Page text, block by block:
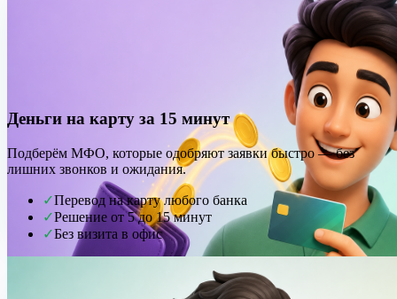
Деньги на карту за 15 минут
Подберём МФО, которые одобряют заявки быстро — без
лишних звонков и ожидания.
✓Перевод на карту любого банка
✓Решение от 5 до 15 минут
✓Без визита в офис